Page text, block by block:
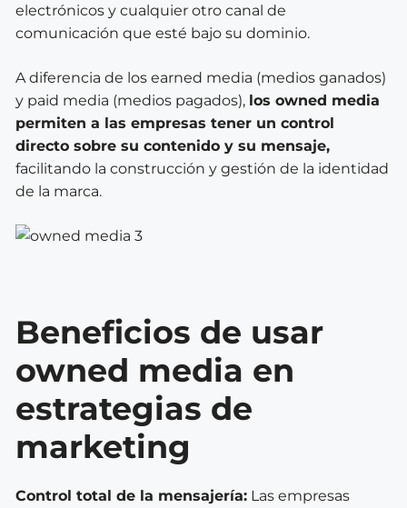
electrónicos y cualquier otro canal de
comunicación que esté bajo su dominio.
A diferencia de los earned media (medios ganados)
y paid media (medios pagados), los owned media
permiten a las empresas tener un control
directo sobre su contenido y su mensaje,
facilitando la construcción y gestión de la identidad
de la marca.
Beneficios de usar
owned media en
estrategias de
marketing
Control total de la mensajería: Las empresas